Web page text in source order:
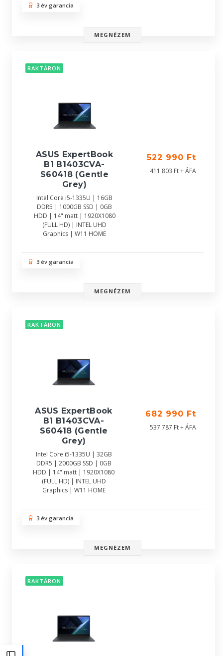
3 év garancia
MEGNÉZEM
RAKTÁRON
ASUS ExpertBook
B1 B1403CVA-
S60418 (Gentle
Grey)
Intel Core i5-1335U | 16GB
DDR5 | 1000GB SSD | 0GB
HDD | 14" matt | 1920X1080
(FULL HD) | INTEL UHD
Graphics | W11 HOME
522 990 Ft
411 803 Ft + ÁFA
3 év garancia
MEGNÉZEM
RAKTÁRON
ASUS ExpertBook
B1 B1403CVA-
S60418 (Gentle
Grey)
Intel Core i5-1335U | 32GB
DDR5 | 2000GB SSD | 0GB
HDD | 14" matt | 1920X1080
(FULL HD) | INTEL UHD
Graphics | W11 HOME
682 990 Ft
537 787 Ft + ÁFA
3 év garancia
MEGNÉZEM
RAKTÁRON